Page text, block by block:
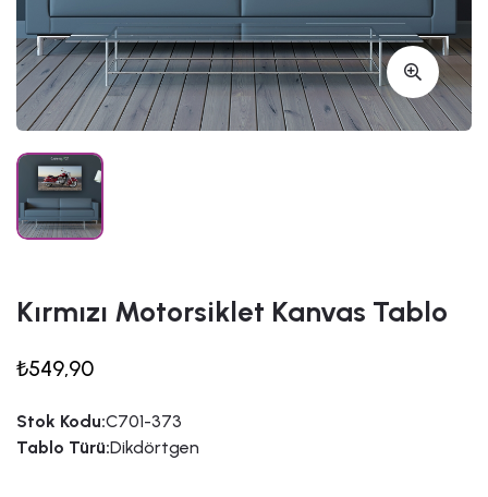
Kırmızı Motorsiklet Kanvas Tablo
₺549,90
Stok Kodu:C701-373
Tablo Türü:Dikdörtgen